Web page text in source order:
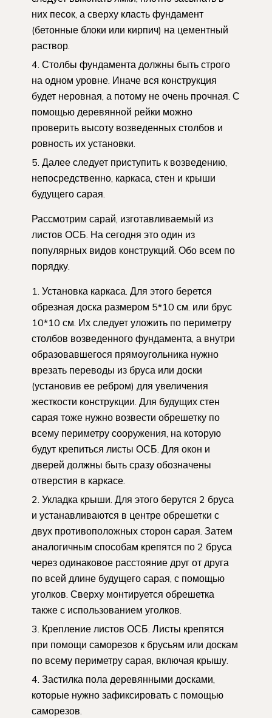
них песок, а сверху класть фундамент
(бетонные блоки или кирпич) на цементный
раствор.
Столбы фундамента должны быть строго
на одном уровне. Иначе вся конструкция
будет неровная, а потому не очень прочная. С
помощью деревянной рейки можно
проверить высоту возведенных столбов и
ровность их установки.
Далее следует приступить к возведению,
непосредственно, каркаса, стен и крыши
будущего сарая.
Рассмотрим сарай, изготавливаемый из
листов ОСБ. На сегодня это один из
популярных видов конструкций. Обо всем по
порядку.
Установка каркаса. Для этого берется
обрезная доска размером 5*10 см. или брус
10*10 см. Их следует уложить по периметру
столбов возведенного фундамента, а внутри
образовавшегося прямоугольника нужно
врезать переводы из бруса или доски
(установив ее ребром) для увеличения
жесткости конструкции. Для будущих стен
сарая тоже нужно возвести обрешетку по
всему периметру сооружения, на которую
будут крепиться листы ОСБ. Для окон и
дверей должны быть сразу обозначены
отверстия в каркасе.
Укладка крыши. Для этого берутся 2 бруса
и устанавливаются в центре обрешетки с
двух противоположных сторон сарая. Затем
аналогичным способам крепятся по 2 бруса
через одинаковое расстояние друг от друга
по всей длине будущего сарая, с помощью
уголков. Сверху монтируется обрешетка
также с использованием уголков.
Крепление листов ОСБ. Листы крепятся
при помощи саморезов к брусьям или доскам
по всему периметру сарая, включая крышу.
Застилка пола деревянными досками,
которые нужно зафиксировать с помощью
саморезов.